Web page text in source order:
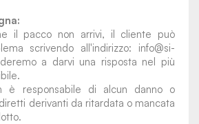
il pacco non arrivi, il cliente può
scrivendo all'indirizzo: info@si-
a darvi una risposta nel più
è responsabile di alcun danno o
derivanti da ritardata o mancata